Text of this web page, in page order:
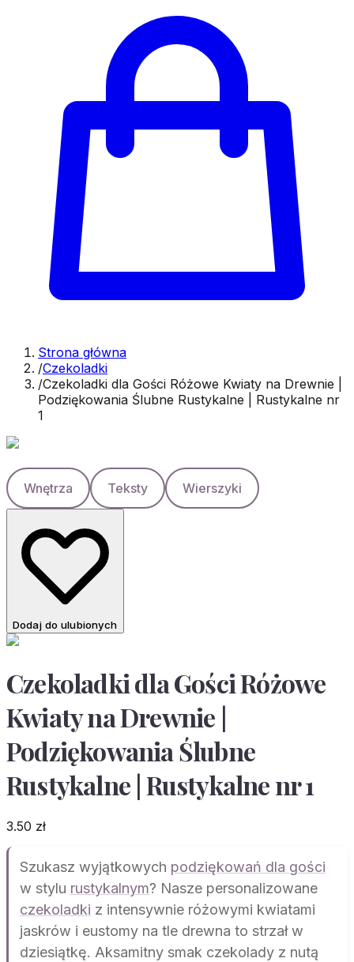
Strona główna
/Czekoladki
/Czekoladki dla Gości Różowe Kwiaty na Drewnie |
Podziękowania Ślubne Rustykalne | Rustykalne nr
1
Wnętrza Teksty Wierszyki
Dodaj do ulubionych
Czekoladki dla Gości Różowe
Kwiaty na Drewnie |
Podziękowania Ślubne
Rustykalne | Rustykalne nr 1
3.50 zł
Szukasz wyjątkowych podziękowań dla gości
w stylu rustykalnym? Nasze personalizowane
czekoladki z intensywnie różowymi kwiatami
jaskrów i eustomy na tle drewna to strzał w
dziesiątkę. Aksamitny smak czekolady z nutą